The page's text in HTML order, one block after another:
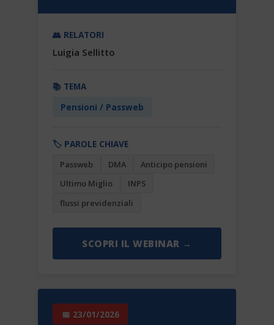
👥 RELATORI
Luigia Sellitto
📚 TEMA
Pensioni / Passweb
🏷️ PAROLE CHIAVE
Passweb DMA
Anticipo pensioni
Ultimo Miglio
INPS
flussi previdenziali
SCOPRI IL WEBINAR →
📅 23/01/2026